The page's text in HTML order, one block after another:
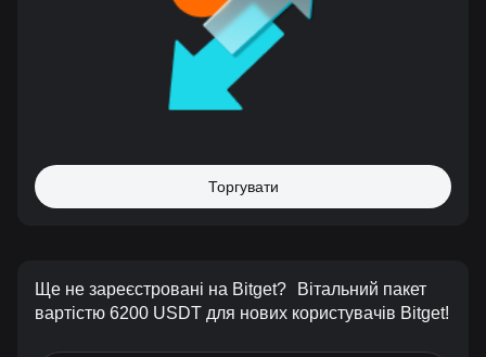
Торгувати
Ще не зареєстровані на Bitget?
Вітальний пакет
вартістю 6200 USDT для нових користувачів Bitget!